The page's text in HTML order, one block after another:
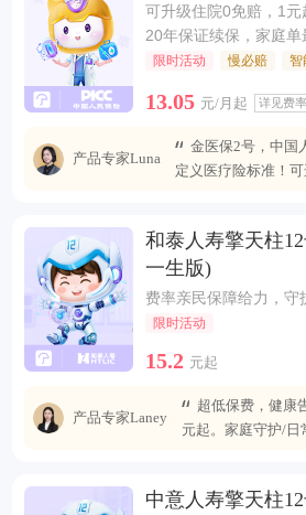
可升级住院0免赔，1元
20年保证续保，家庭
限时活动 慢必赔 智
13.05 元/月起 详见费
产品专家Luna
金医保2号，中国
定义医疗险标准！
和泰人寿擎天柱
一生版)
费率亲民保障给力，守
限时活动
15.2 元起
产品专家Laney
超低保费，健康
元起。家庭守护/日
中意人寿擎天柱